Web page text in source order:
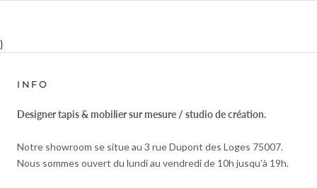
}
INFO
Designer tapis & mobilier sur mesure / studio de création.
Notre showroom se situe au 3 rue Dupont des Loges 75007.
Nous sommes ouvert du lundi au vendredi de 10h jusqu'à 19h.